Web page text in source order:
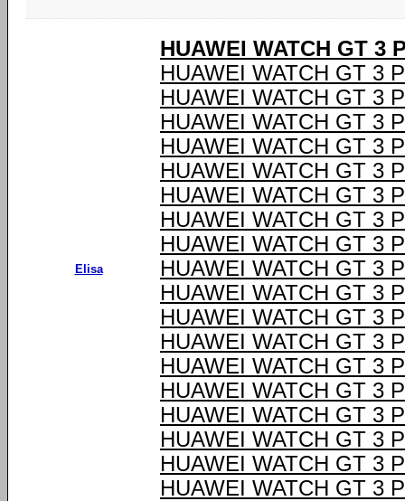
Elisa
HUAWEI WATCH GT 3
HUAWEI WATCH GT 3
HUAWEI WATCH GT 3
HUAWEI WATCH GT 3
HUAWEI WATCH GT 3
HUAWEI WATCH GT 3
HUAWEI WATCH GT 3
HUAWEI WATCH GT 3
HUAWEI WATCH GT 3
HUAWEI WATCH GT 3
HUAWEI WATCH GT 3
HUAWEI WATCH GT 3
HUAWEI WATCH GT 3
HUAWEI WATCH GT 3
HUAWEI WATCH GT 3
HUAWEI WATCH GT 3
HUAWEI WATCH GT 3
HUAWEI WATCH GT 3
HUAWEI WATCH GT 3